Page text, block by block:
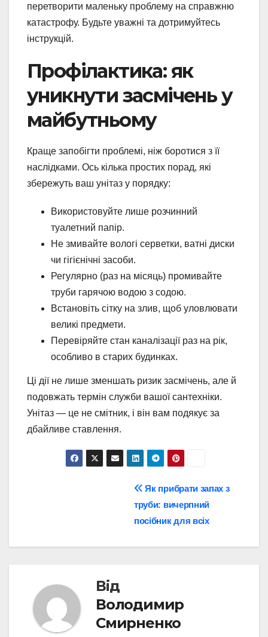
перетворити маленьку проблему на справжню
катастрофу. Будьте уважні та дотримуйтесь
інструкцій.
Профілактика: як
уникнути засмічень у
майбутньому
Краще запобігти проблемі, ніж боротися з її
наслідками. Ось кілька простих порад, які
збережуть ваш унітаз у порядку:
Використовуйте лише розчинний
туалетний папір.
Не змивайте вологі серветки, ватні диски
чи гігієнічні засоби.
Регулярно (раз на місяць) промивайте
труби гарячою водою з содою.
Встановіть сітку на злив, щоб уловлювати
великі предмети.
Перевіряйте стан каналізації раз на рік,
особливо в старих будинках.
Ці дії не лише зменшать ризик засмічень, але й
подовжать термін служби вашої сантехніки.
Унітаз — це не смітник, і він вам подякує за
дбайливе ставлення.
Як прибрати запах з
труби: вичерпний
посібник для всіх
Від
Володимир
Смирненко